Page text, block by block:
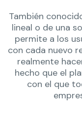
También
lineal o de una
permite a los
con cada nuevo
realmente
hecho que el
con el que